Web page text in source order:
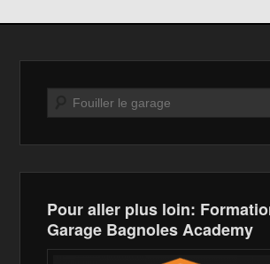
Recherche
Pour aller plus loin:
Garage Bagnoles Academy